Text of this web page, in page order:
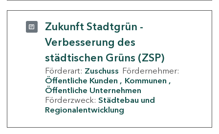
Zukunft Stadtgrün -
Verbesserung des
städtischen Grüns (ZSP)
Förderart: Zuschuss Fördernehmer:
Öffentliche Kunden
Kommunen
Öffentliche Unternehmen
Förderzweck: Städtebau und
Regionalentwicklung